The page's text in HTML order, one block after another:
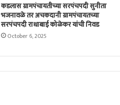
कडलास ग्रामपंचायतीच्या सरपंचपदी सुनीता
भजनावळे तर अचकदानी ग्रामपंचायतच्या
सरपंचपदी राधाबाई कोळेकर यांची निवड
October 6, 2025